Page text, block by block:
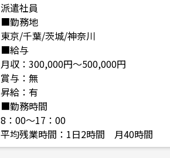
派遣社員
■勤務地
東京/千葉/茨城/神奈川
■給与
月収：300,000円～500,000円
賞与：無
昇給：有
■勤務時間
8：00～17：00
平均残業時間：1日2時間 月40時間